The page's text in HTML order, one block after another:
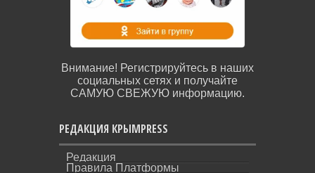
Внимание! Регистрируйтесь в наших
социальных сетях и получайте
САМУЮ СВЕЖУЮ информацию.
РЕДАКЦИЯ КРЫМPRESS
Редакция
Правила Платформы